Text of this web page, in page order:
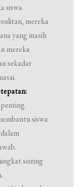
siswa
mereka
yang masih
mereka
sekadar
siswa
seiring